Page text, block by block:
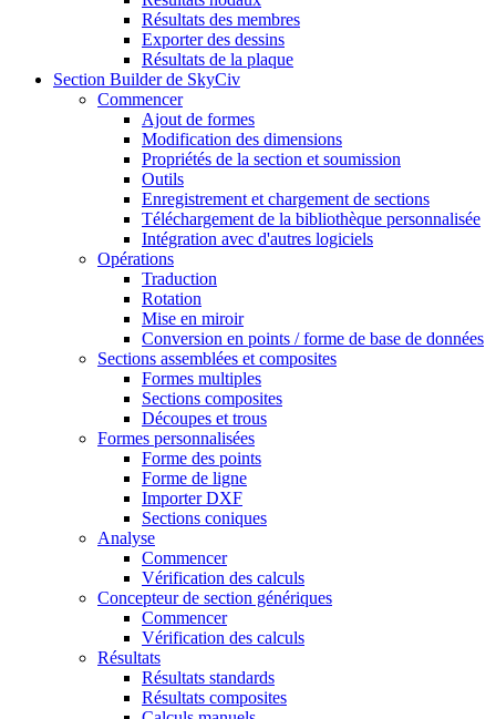
Résultats des membres
Exporter des dessins
Résultats de la plaque
Section Builder de SkyCiv
Commencer
Ajout de formes
Modification des dimensions
Propriétés de la section et soumission
Outils
Enregistrement et chargement de sections
Téléchargement de la bibliothèque personnalisée
Intégration avec d'autres logiciels
Opérations
Traduction
Rotation
Mise en miroir
Conversion en points / forme de base de données
Sections assemblées et composites
Formes multiples
Sections composites
Découpes et trous
Formes personnalisées
Forme des points
Forme de ligne
Importer DXF
Sections coniques
Analyse
Commencer
Vérification des calculs
Concepteur de section génériques
Commencer
Vérification des calculs
Résultats
Résultats standards
Résultats composites